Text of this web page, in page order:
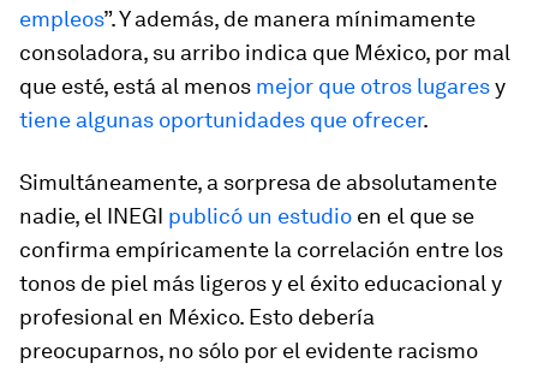
empleos”. Y además, de manera mínimamente
consoladora, su arribo indica que México, por mal
que esté, está al menos mejor que otros lugaresy
tiene algunas oportunidades que ofrecer.
Simultáneamente, a sorpresa de absolutamente
nadie, el INEGI publicó un estudio en el que se
confirma empíricamente la correlación entre los
tonos de piel más ligeros y el éxito educacional y
profesional en México. Esto debería
preocuparnos, no sólo por el evidente racismo